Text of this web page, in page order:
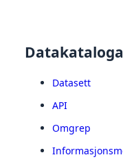
Datasett
API
Omgrep